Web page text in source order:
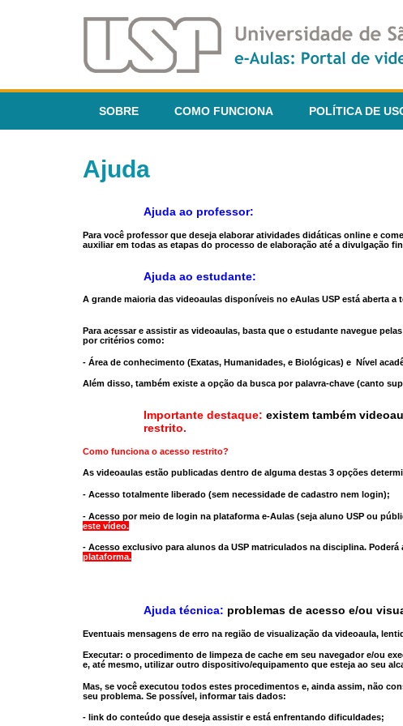
SOBRE COMO FUNCIONA POLÍTICA DE
Ajuda
Ajuda ao professor:
Para você professor que deseja elaborar atividades didáticas online e
auxiliar em todas as etapas do processo de elaboração até a divulgação
Ajuda ao estudante:
A grande maioria das videoaulas disponíveis no eAulas USP está aberta a
Para acessar e assistir as videoaulas, basta que o estudante navegue
por critérios como:
- Área de conhecimento (Exatas, Humanidades, e Biológicas) e Nível
Além disso, também existe a opção da busca por palavra-chave (canto
Importante destaque: existem também
restrito.
Como funciona o acesso restrito?
As videoaulas estão publicadas dentro de alguma destas 3 opções
- Acesso totalmente liberado (sem necessidade de cadastro nem login);
- Acesso por meio de login na plataforma e-Aulas (seja aluno USP ou
este vídeo.
- Acesso exclusivo para alunos da USP matriculados na disciplina. Poderá
plataforma.
Ajuda técnica: problemas de acesso e/ou
Eventuais mensagens de erro na região de visualização da videoaula,
Executar: o procedimento de limpeza de cache em seu navegador e/ou
e, até mesmo, utilizar outro dispositivo/equipamento que esteja ao seu
Mas, se você executou todos estes procedimentos e, ainda assim, não
seu problema. Se possível, informar tais dados:
- link do conteúdo que deseja assistir e está enfrentando dificuldades;